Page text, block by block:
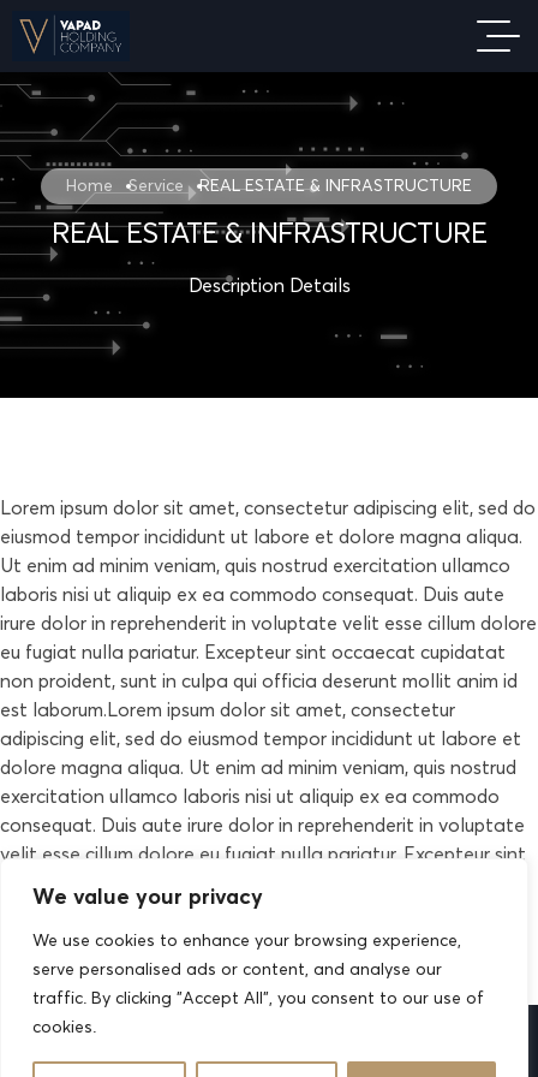
We value your privacy
We use cookies to enhance your browsing experience,
serve personalised ads or content, and analyse our
traffic. By clicking "Accept All", you consent to our use of
cookies.
Home Service REAL ESTATE & INFRASTRUCTURE
REAL ESTATE & INFRASTRUCTURE
Description Details
Lorem ipsum dolor sit amet, consectetur adipiscing elit, sed do
eiusmod tempor incididunt ut labore et dolore magna aliqua.
Ut enim ad minim veniam, quis nostrud exercitation ullamco
laboris nisi ut aliquip ex ea commodo consequat. Duis aute
irure dolor in reprehenderit in voluptate velit esse cillum dolore
eu fugiat nulla pariatur. Excepteur sint occaecat cupidatat
non proident, sunt in culpa qui officia deserunt mollit anim id
est laborum.Lorem ipsum dolor sit amet, consectetur
adipiscing elit, sed do eiusmod tempor incididunt ut labore et
dolore magna aliqua. Ut enim ad minim veniam, quis nostrud
exercitation ullamco laboris nisi ut aliquip ex ea commodo
consequat. Duis aute irure dolor in reprehenderit in voluptate
velit esse cillum dolore eu fugiat nulla pariatur. Excepteur sint
deserunt mollit anim id est laborum.